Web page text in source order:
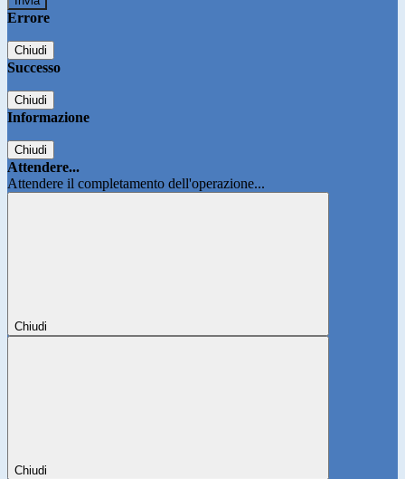
Errore
Chiudi
Successo
Chiudi
Informazione
Chiudi
Attendere...
Attendere il completamento dell'operazione...
Chiudi
Chiudi